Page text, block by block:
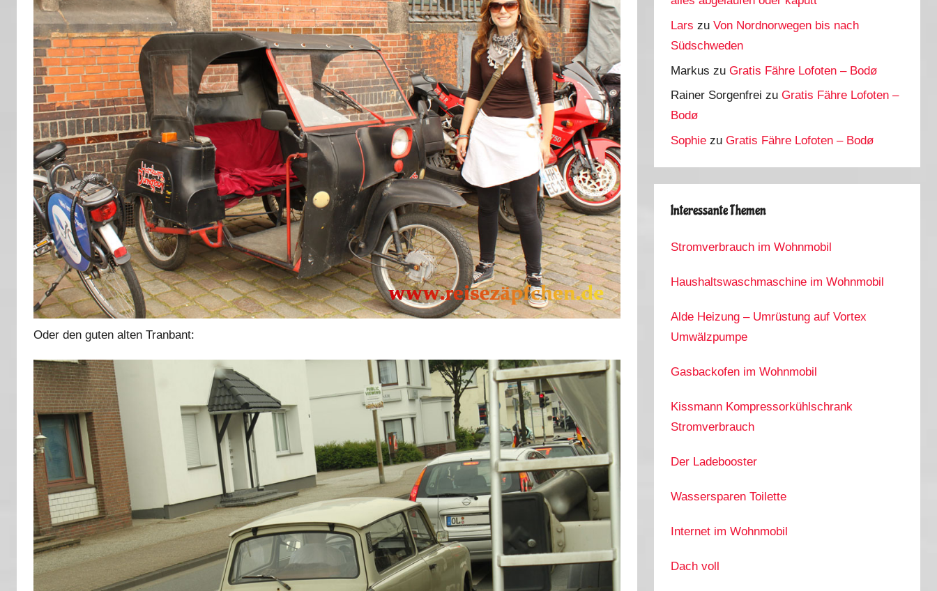
Oder den guten alten Tranbant:
Lars zuVon Nordnorwegen bis nach
Südschweden
Markus zuGratis Fähre Lofoten – Bodø
Rainer Sorgenfrei zuGratis Fähre Lofoten –
Bodø
Sophie zuGratis Fähre Lofoten – Bodø
Interessante Themen
Stromverbrauch im Wohnmobil
Haushaltswaschmaschine im Wohnmobil
Alde Heizung – Umrüstung auf Vortex
Umwälzpumpe
Gasbackofen im Wohnmobil
Kissmann Kompressorkühlschrank
Stromverbrauch
Der Ladebooster
Wassersparen Toilette
Internet im Wohnmobil
Dach voll